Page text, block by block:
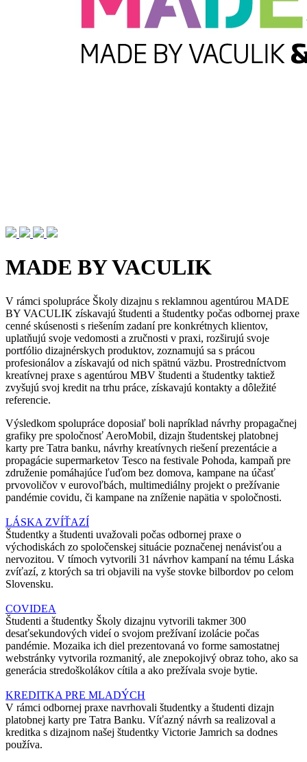
MADE BY VACULIK
​V rámci spolupráce Školy dizajnu s reklamnou agentúrou MADE
BY VACULIK získavajú študenti a študentky počas odbornej praxe
cenné skúsenosti s riešením zadaní pre konkrétnych klientov,
uplatňujú svoje vedomosti a zručnosti v praxi, rozširujú svoje
portfólio dizajnérskych produktov, zoznamujú sa s prácou
profesionálov a získavajú od nich spätnú väzbu. Prostredníctvom
kreatívnej praxe s agentúrou MBV študenti a študentky taktiež
zvyšujú svoj kredit na trhu práce, získavajú kontakty a dôležité
referencie.
Výsledkom spolupráce doposiaľ boli napríklad návrhy propagačnej
grafiky pre spoločnosť AeroMobil, dizajn študentskej platobnej
karty pre Tatra banku, návrhy kreatívnych riešení prezentácie a
propagácie supermarketov Tesco na festivale Pohoda, kampaň pre
združenie pomáhajúce ľuďom bez domova, kampane na účasť
prvovoličov v eurovoľbách, multimediálny projekt o prežívanie
pandémie covidu, či kampane na zníženie napätia v spoločnosti.
LÁSKA ZVÍŤAZÍ
Študentky a študenti uvažovali počas odbornej praxe o
východiskách zo spoločenskej situácie poznačenej nenávisťou a
nervozitou. V tímoch vytvorili 31 návrhov kampaní na tému Láska
zvíťazí, z ktorých sa tri objavili na vyše stovke bilbordov po celom
Slovensku.
COVIDEA
Študenti a študentky Školy dizajnu vytvorili takmer 300
desaťsekundových videí o svojom prežívaní izolácie počas
pandémie. Mozaika ich diel prezentovaná vo forme samostatnej
webstránky vytvorila rozmanitý, ale znepokojivý obraz toho, ako sa
generácia stredoškolákov cítila a ako prežívala svoje bytie.
KREDITKA PRE MLADÝCH
V rámci odbornej praxe navrhovali študentky a študenti dizajn
platobnej karty pre Tatra Banku. Víťazný návrh sa realizoval a
kreditka s dizajnom našej študentky Victorie Jamrich sa dodnes
používa.